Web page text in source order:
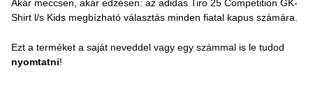
Akár meccsen, akár edzésen: az adidas Tiro 25 Competition GK-
Shirt l/s Kids megbízható választás minden fiatal kapus számára.
Ezt a terméket a saját neveddel vagy egy számmal is le tudod
nyomtatni!